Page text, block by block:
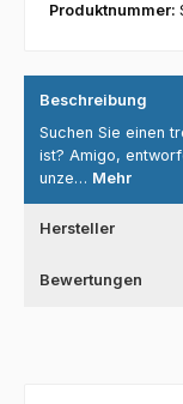
Produktnummer:
Beschreibung
Suchen Sie einen
ist? Amigo,
unze… Mehr
Hersteller
Bewertungen